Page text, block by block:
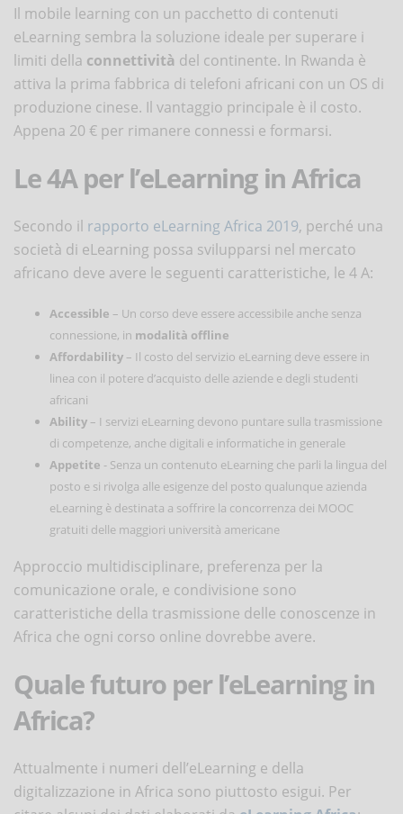
Il mobile learning con un pacchetto di contenuti
eLearning sembra la soluzione ideale per superare i
limiti della connettività del continente. In Rwanda è
attiva la prima fabbrica di telefoni africani con un OS di
produzione cinese. Il vantaggio principale è il costo.
Appena 20 € per rimanere connessi e formarsi.
Le 4A per l’eLearning in Africa
Secondo il rapporto eLearning Africa 2019, perché una
società di eLearning possa svilupparsi nel mercato
africano deve avere le seguenti caratteristiche, le 4 A:
Accessible – Un corso deve essere accessibile anche senza
connessione, in modalità offline
Affordability – Il costo del servizio eLearning deve essere in
linea con il potere d’acquisto delle aziende e degli studenti
africani
Ability – I servizi eLearning devono puntare sulla trasmissione
di competenze, anche digitali e informatiche in generale
Appetite - Senza un contenuto eLearning che parli la lingua del
posto e si rivolga alle esigenze del posto qualunque azienda
eLearning è destinata a soffrire la concorrenza dei MOOC
gratuiti delle maggiori università americane
Approccio multidisciplinare, preferenza per la
comunicazione orale, e condivisione sono
caratteristiche della trasmissione delle conoscenze in
Africa che ogni corso online dovrebbe avere.
Quale futuro per l’eLearning in
Africa?
Attualmente i numeri dell’eLearning e della
digitalizzazione in Africa sono piuttosto esigui. Per